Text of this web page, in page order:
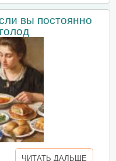
вы постоянно
ЧИТАТЬ ДАЛЬШЕ